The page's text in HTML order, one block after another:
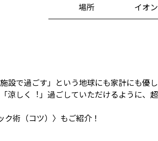
場所 イオ
で過ごす」という地球にも家計にも優
しく︕」過ごしていただけるように、
術（コツ）〉もご紹介！